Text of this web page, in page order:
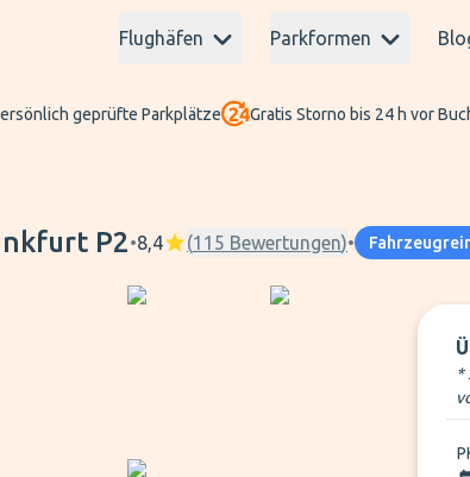
Flughäfen Parkformen
geprüfte Parkplätze Gratis Storno bis 24 h vor
P2•8,4 (115 Bewertungen)•
*